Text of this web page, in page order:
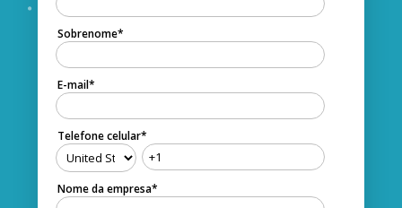
Sobrenome*
E-mail*
Telefone celular*
Nome da empresa*